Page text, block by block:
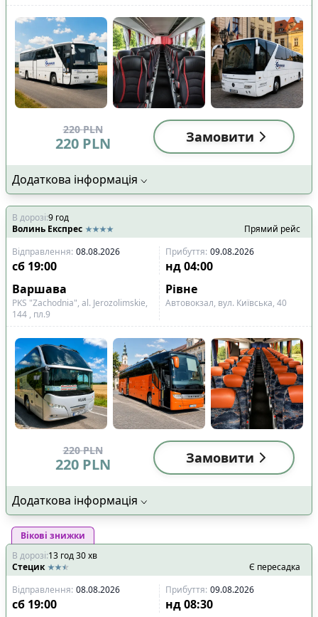
220 PLN
220 PLN Замовити
Додаткова інформація
В дорозі:9 год
Волинь Експрес
Прямий рейс
Відправлення: 08.08.2026 Прибуття: 09.08.2026
сб 19:00 нд 04:00
Варшава
Рівне
PKS "Zachodnia", al. Jerozolimskie,
144 , пл.9
Aвтовокзал, вул. Київська, 40
220 PLN
220 PLN Замовити
Додаткова інформація
Вікові знижки
В дорозі:13 год30хв
Стецик
Є пересадка
Відправлення: 08.08.2026 Прибуття: 09.08.2026
сб 19:00 нд 08:30